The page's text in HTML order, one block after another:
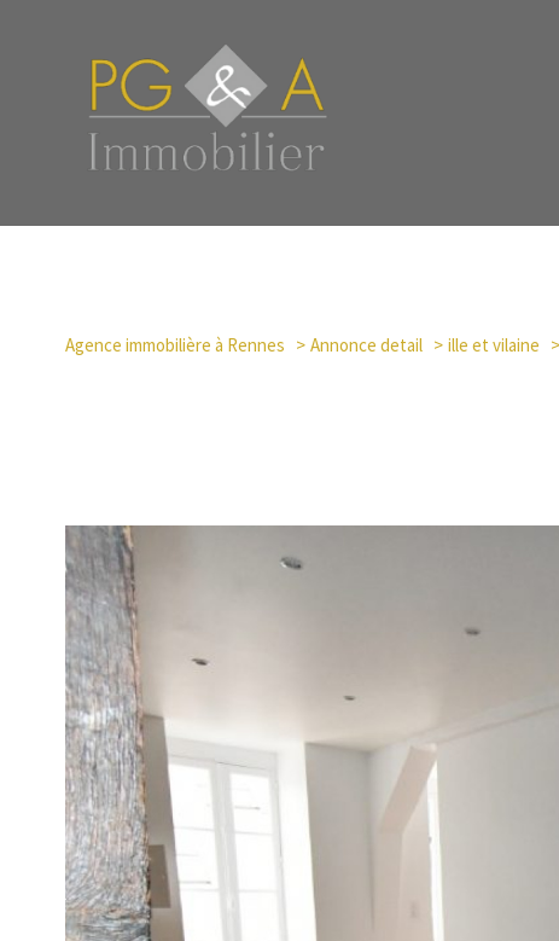
Agence immobilière à Rennes Annonce detail ille et vilaine